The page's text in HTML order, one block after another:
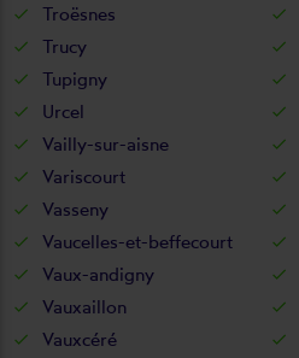
Troësnes
Trucy
Tupigny
Urcel
Vailly-sur-aisne
Variscourt
Vasseny
Vaucelles-et-beffecourt
Vaux-andigny
Vauxaillon
Vauxcéré